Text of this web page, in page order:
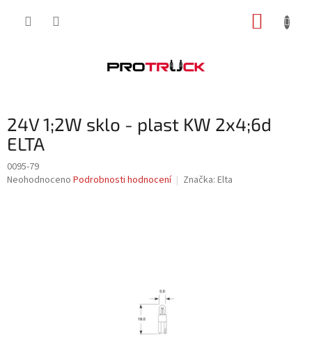
24V 1;2W sklo - plast KW 2x4;6d
ELTA
0095-79
Průměrné
Neohodnoceno Podrobnosti hodnocení Značka: Elta